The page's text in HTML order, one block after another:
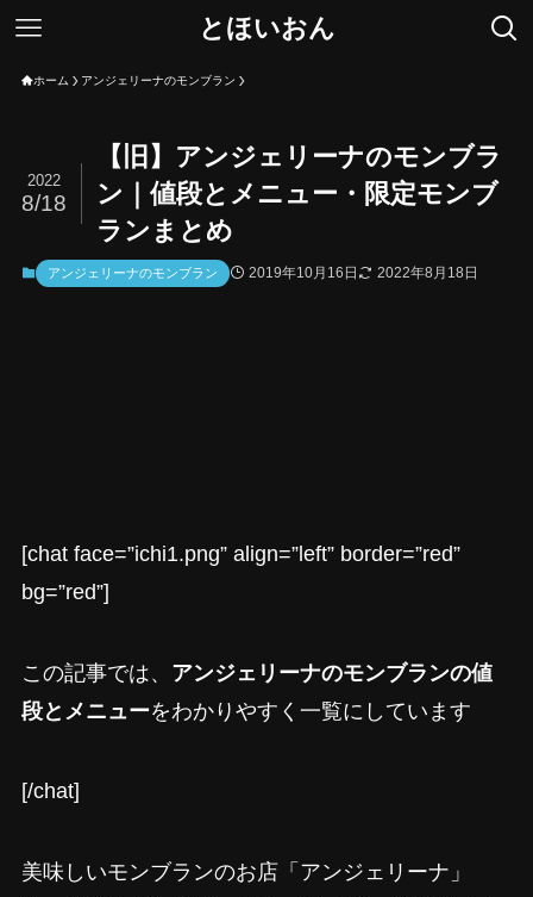
とほいおん
ホーム アンジェリーナのモンブラン
【旧】アンジェリーナのモンブラ
ン｜値段とメニュー・限定モンブ
ランまとめ
2022
8/18
アンジェリーナのモンブラン 2019年10月16日 2022年8月18日
[chat face=”ichi1.png” align=”left” border=”red”
bg=”red”]
この記事では、 アンジェリーナのモンブランの値
段とメニューをわかりやすく一覧にしています
[/chat]
美味しいモンブランのお店「アンジェリーナ」